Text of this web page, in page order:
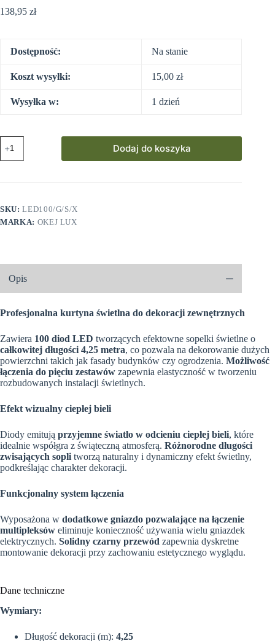
138,95 zł
Dostępność: Na stanie
Koszt wysyłki: 15,00 zł
Wysyłka w: 1 dzień
Sople
LED
Zewnętrzne
100
-
Światło
stałe
Ciepły
Biały
Dodaj do koszyka
SKU:LED100/G/S/X
MARKA: OKEJ LUX
Opis
Profesjonalna kurtyna świetlna do dekoracji zewnętrznych
Zawiera 100 diod LED tworzących efektowne sopelki świetlne o
całkowitej długości 4,25 metra, co pozwala na dekorowanie dużych
powierzchni takich jak fasady budynków czy ogrodzenia. Możliwość
łączenia do pięciu zestawów zapewnia elastyczność w tworzeniu
rozbudowanych instalacji świetlnych.
Efekt wizualny ciepłej bieli
Diody emitują przyjemne światło w odcieniu ciepłej bieli, które
idealnie współgra z świąteczną atmosferą. Różnorodne długości
zwisających sopli tworzą naturalny i dynamiczny efekt świetlny,
podkreślając charakter dekoracji.
Funkcjonalny system łączenia
Wyposażona w dodatkowe gniazdo pozwalające na łączenie
multipleksów eliminuje konieczność używania wielu gniazdek
elektrycznych. Solidny czarny przewód zapewnia dyskretne
montowanie dekoracji przy zachowaniu estetycznego wyglądu.
Dane techniczne
Wymiary:
Długość dekoracji (m): 4,25